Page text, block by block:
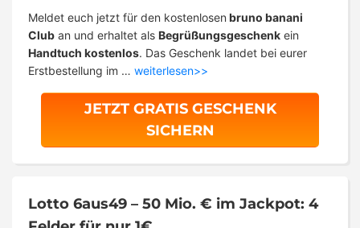
Meldet euch jetzt für den kostenlosen bruno banani
Club an und erhaltet als Begrüßungsgeschenk ein
Handtuch kostenlos. Das Geschenk landet bei eurer
Erstbestellung im … weiterlesen>>
JETZT GRATIS GESCHENK
SICHERN
Lotto 6aus49 – 50 Mio. € im Jackpot: 4